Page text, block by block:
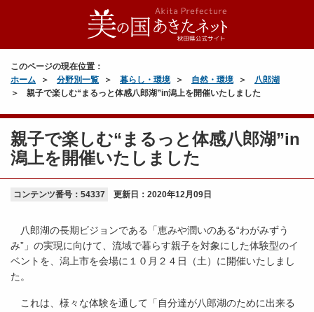
このページの現在位置：
ホーム
分野別一覧 暮らし・環境 自然・環境
八郎湖
親子で楽しむ“まるっと体感八郎湖”in潟上を開催いたしました
親子で楽しむ“まるっと体感八郎湖”in
潟上を開催いたしました
コンテンツ番号：54337 更新日： 2020年12月09日
八郎湖の長期ビジョンである「恵みや潤いのある“わがみずう
み”」の実現に向けて、流域で暮らす親子を対象にした体験型のイ
ベントを、潟上市を会場に１０月２４日（土）に開催いたしまし
た。
これは、様々な体験を通して「自分達が八郎湖のために出来る